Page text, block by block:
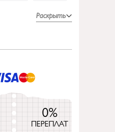
Раскрыть
0%
ПЕРЕПЛАТ